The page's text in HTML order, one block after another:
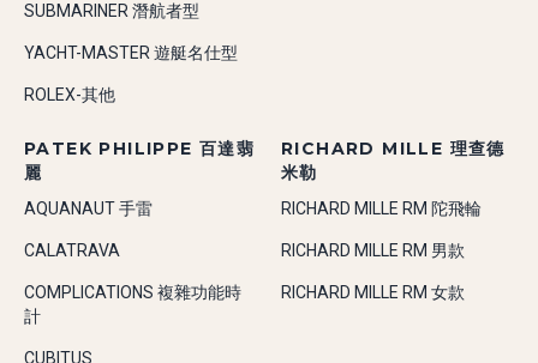
SUBMARINER 潛航者型
YACHT-MASTER 遊艇名仕型
ROLEX-其他
PATEK PHILIPPE 百達翡
麗
AQUANAUT 手雷
CALATRAVA
COMPLICATIONS 複雜功能時
計
CUBITUS
RICHARD MILLE 理查德
米勒
RICHARD MILLE RM 陀飛輪
RICHARD MILLE RM 男款
RICHARD MILLE RM 女款